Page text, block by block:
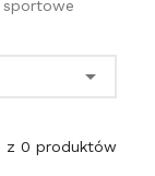
z 0 produktów